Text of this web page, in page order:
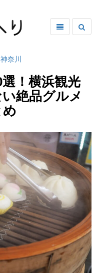
神奈川
！横浜観光
絶品グルメ